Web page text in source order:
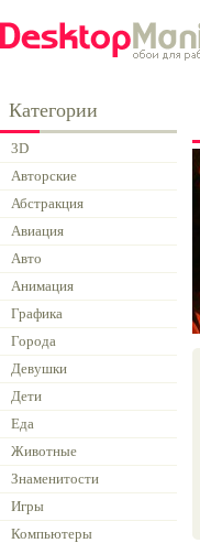
Категории
3D
Авторские
Абстракция
Авиация
Авто
Анимация
Графика
Города
Девушки
Дети
Еда
Животные
Знаменитости
Игры
Компьютеры